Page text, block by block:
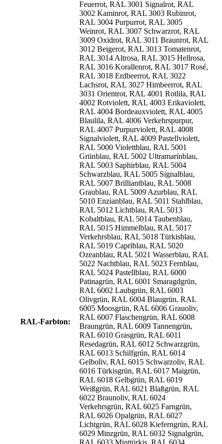
RAL-Farbton:
Feuerrot, RAL 3001 Signalrot, RAL
3002 Kaminrot, RAL 3003 Rubinrot,
RAL 3004 Purpurrot, RAL 3005
Weinrot, RAL 3007 Schwarzrot, RAL
3009 Oxidrot, RAL 3011 Braunrot, RAL
3012 Beigerot, RAL 3013 Tomatenrot,
RAL 3014 Altrosa, RAL 3015 Hellrosa,
RAL 3016 Korallenrot, RAL 3017 Rosé,
RAL 3018 Erdbeerrot, RAL 3022
Lachsrot, RAL 3027 Himbeerrot, RAL
3031 Orientrot, RAL 4001 Rotlila, RAL
4002 Rotviolett, RAL 4003 Erikaviolett,
RAL 4004 Bordeauxviolett, RAL 4005
Blaulila, RAL 4006 Verkehrspurpur,
RAL 4007 Purpurviolett, RAL 4008
Signalviolett, RAL 4009 Pastellviolett,
RAL 5000 Violettblau, RAL 5001
Grünblau, RAL 5002 Ultramarinblau,
RAL 5003 Saphirblau, RAL 5004
Schwarzblau, RAL 5005 Signalblau,
RAL 5007 Brilliantblau, RAL 5008
Graublau, RAL 5009 Azurblau, RAL
5010 Enzianblau, RAL 5011 Stahlblau,
RAL 5012 Lichtblau, RAL 5013
Kobaltblau, RAL 5014 Taubenblau,
RAL 5015 Himmelblau, RAL 5017
Verkehrsblau, RAL 5018 Türkisblau,
RAL 5019 Capriblau, RAL 5020
Ozeanblau, RAL 5021 Wasserblau, RAL
5022 Nachtblau, RAL 5023 Fernblau,
RAL 5024 Pastellblau, RAL 6000
Patinagrün, RAL 6001 Smaragdgrün,
RAL 6002 Laubgrün, RAL 6003
Olivgrün, RAL 6004 Blaugrün, RAL
6005 Moosgrün, RAL 6006 Grauoliv,
RAL 6007 Flaschengrün, RAL 6008
Braungrün, RAL 6009 Tannengrün,
RAL 6010 Grasgrün, RAL 6011
Resedagrün, RAL 6012 Schwarzgrün,
RAL 6013 Schilfgrün, RAL 6014
Gelboliv, RAL 6015 Schwarzoliv, RAL
6016 Türkisgrün, RAL 6017 Maigrün,
RAL 6018 Gelbgrün, RAL 6019
Weißgrün, RAL 6021 Blaßgrün, RAL
6022 Braunoliv, RAL 6024
Verkehrsgrün, RAL 6025 Farngrün,
RAL 6026 Opalgrün, RAL 6027
Lichtgrün, RAL 6028 Kieferngrün, RAL
6029 Minzgrün, RAL 6032 Signalgrün,
RAL 6033 Minttürkis, RAL 6034